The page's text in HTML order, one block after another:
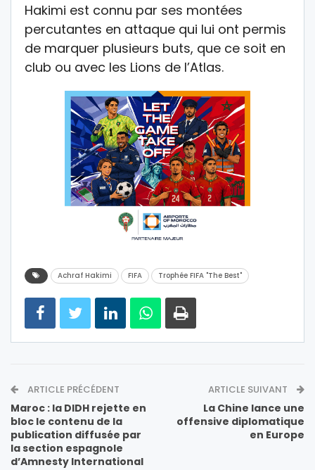
Hakimi est connu par ses montées
percutantes en attaque qui lui ont permis
de marquer plusieurs buts, que ce soit en
club ou avec les Lions de l’Atlas.
Achraf Hakimi FIFA Trophée FIFA "The Best"
ARTICLE PRÉCÉDENT
Maroc : la DIDH rejette en
bloc le contenu de la
publication diffusée par
la section espagnole
d’Amnesty International
ARTICLE SUIVANT
La Chine lance une
offensive diplomatique
en Europe